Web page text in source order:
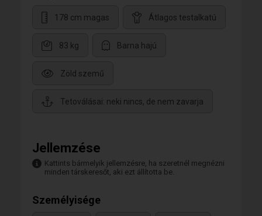
178 cm magas Átlagos testalkatú
83 kg Barna hajú
Zöld szemű
Tetoválásai: neki nincs, de nem zavarja
Jellemzése
Kattints bármelyik jellemzésre, ha szeretnél megnézni
minden társkeresőt, aki ezt állította be.
Személyisége